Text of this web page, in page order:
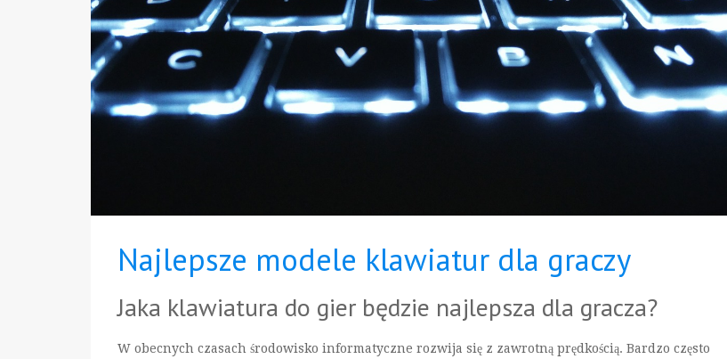
Najlepsze modele klawiatur dla graczy
Jaka klawiatura do gier będzie najlepsza dla gracza?
W obecnych czasach środowisko informatyczne rozwija się z zawrotną prędkością. Bardzo często